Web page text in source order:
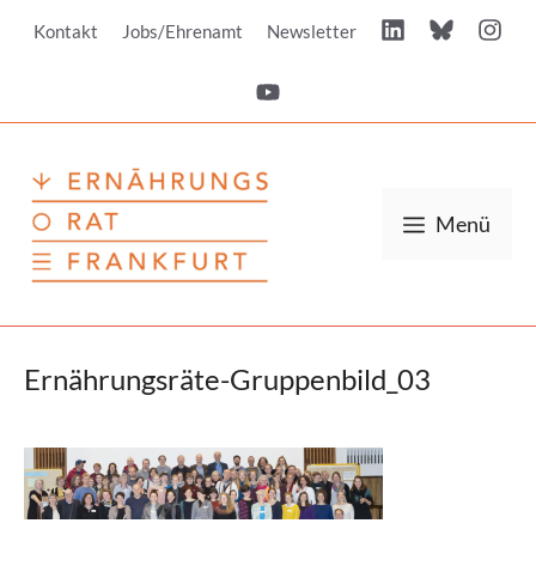
InhaltKontakt Jobs/Ehrenamt Newsletter
Menü
Ernährungsräte-Gruppenbild_03